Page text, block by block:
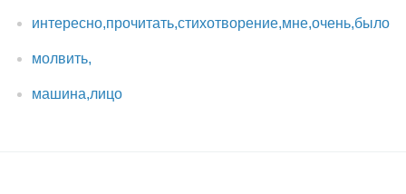
интересно,прочитать,стихотворение,мне,очень,было
молвить,
машина,лицо